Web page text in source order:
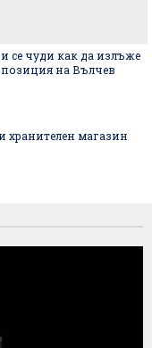
се чуди как да излъже
на Вълчев
хранителен магазин